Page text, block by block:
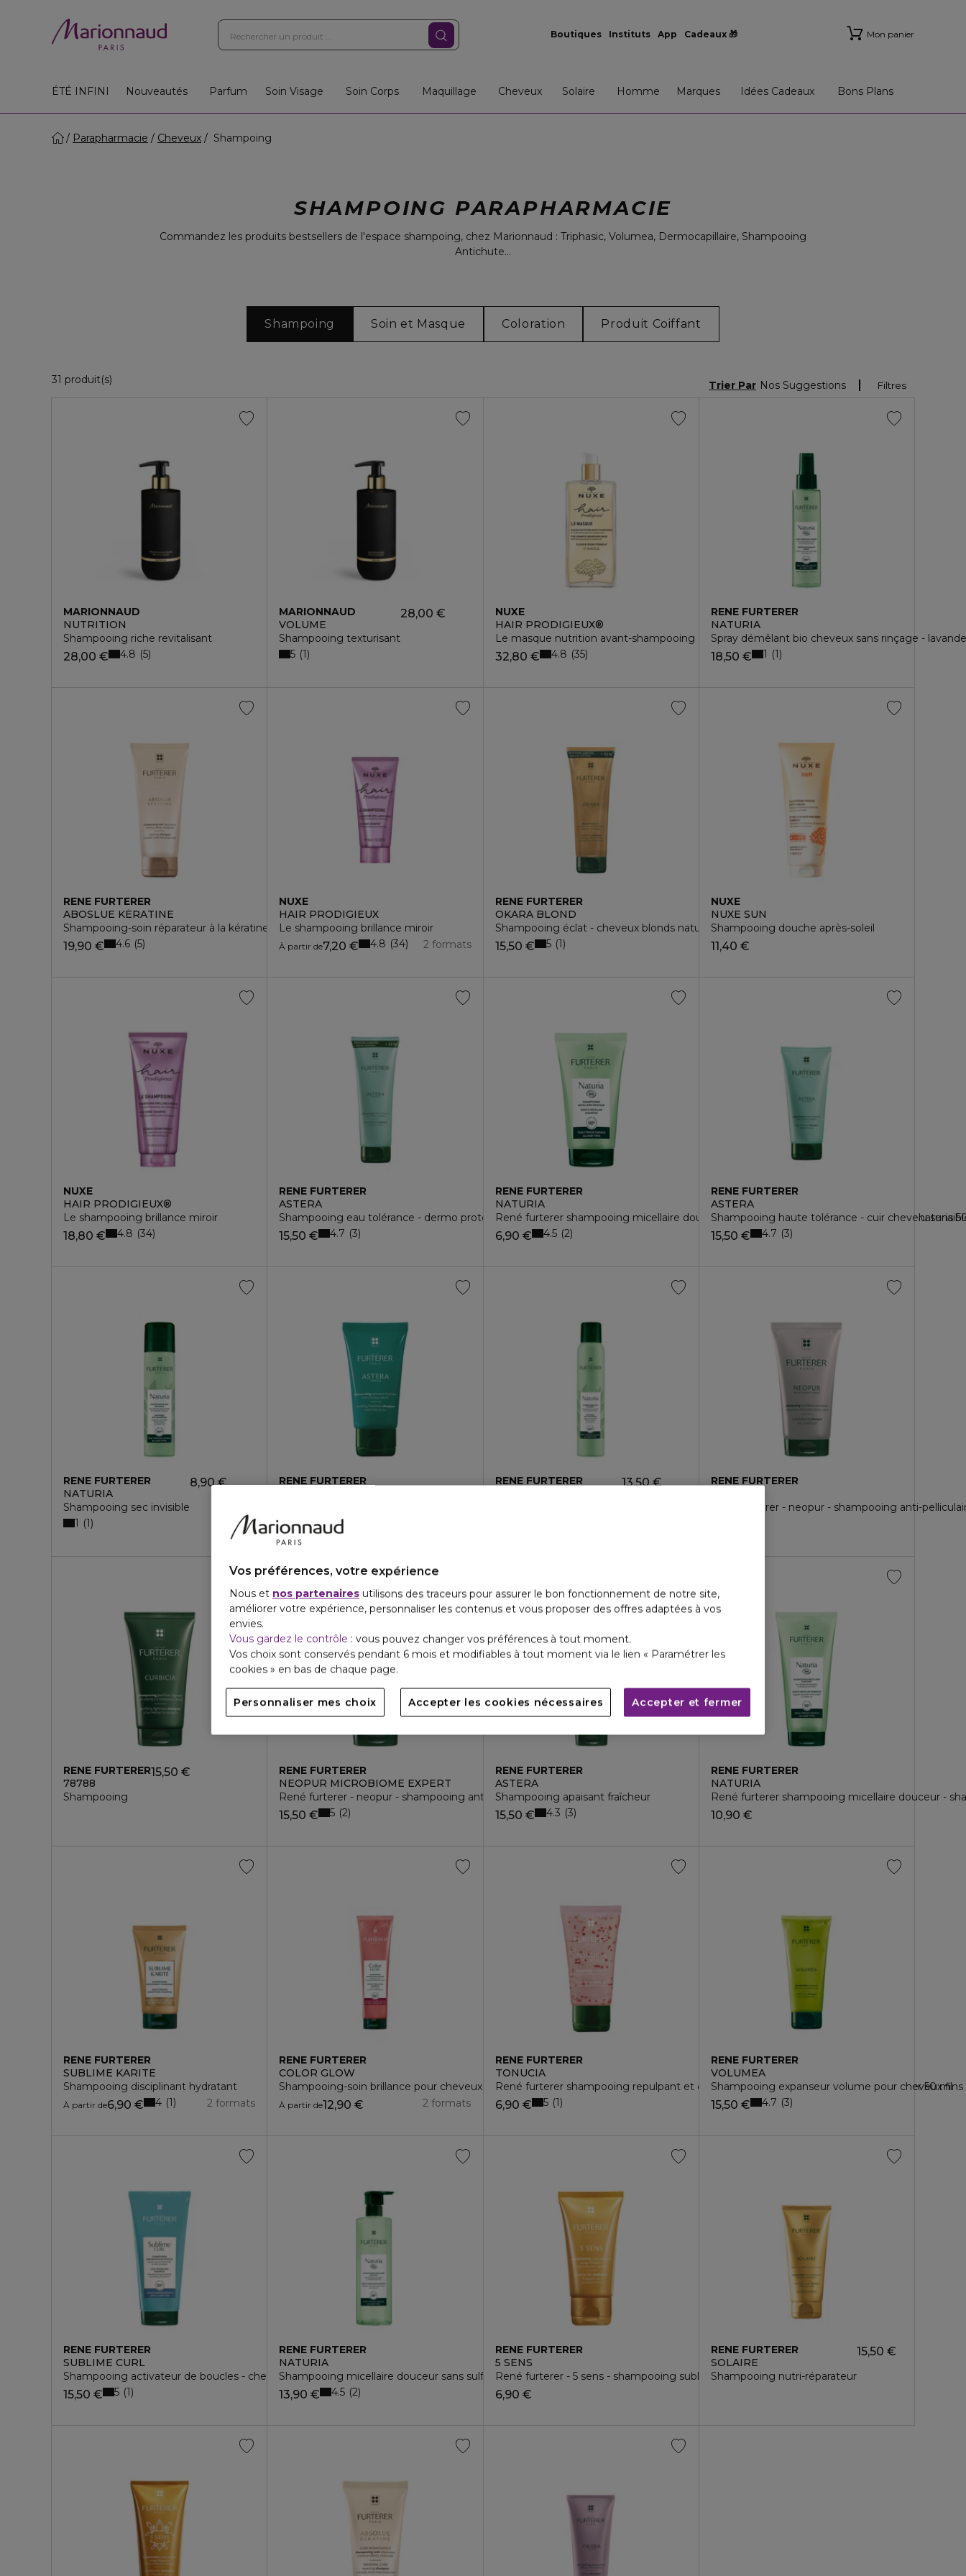
Boutiques Instituts App Cadeaux 🎁 Mon panier
ÉTÉ INFINI Nouveautés Parfum Soin Visage Soin Corps Maquillage Cheveux Solaire Homme Marques Idées Cadeaux Bons Plans
Parapharmacie Cheveux Shampoing
SHAMPOING PARAPHARMACIE
Commandez les produits bestsellers de l'espace shampoing, chez Marionnaud : Triphasic, Volumea, Dermocapillaire, Shampooing
Antichute...
Shampoing Soin et Masque Coloration Produit Coiffant
31 produit(s) Filtres
Trier Par Nos Suggestions
MARIONNAUD
NUTRITION
Shampooing riche revitalisant
28,00 € 4.8 5
MARIONNAUD
VOLUME
Shampooing texturisant
28,00 €
5 1
NUXE
HAIR PRODIGIEUX®
Le masque nutrition avant-shampooing
32,80 € 4.8 35
RENE FURTERER
NATURIA
Spray démêlant bio cheveux sans rinçage -
18,50 € 1 1
RENE FURTERER
ABOSLUE KÉRATINE
Shampooing-soin réparateur à la kératine végétale sans sulfates
19,90 € 4.6 5
NUXE
HAIR PRODIGIEUX
Le shampooing brillance miroir
À partir de7,20 € 2 formats
4.8 34
RENE FURTERER
OKARA BLOND
Shampooing éclat - cheveux blonds naturels
15,50 € 5 1
NUXE
NUXE SUN
Shampooing douche après-soleil
11,40 €
NUXE
HAIR PRODIGIEUX®
Le shampooing brillance miroir
18,80 € 4.8 34
RENE FURTERER
ASTERA
Shampooing eau tolérance - dermo protection
15,50 € 4.7 3
RENE FURTERER
NATURIA
René furterer shampooing micellaire douceur - shampoing ultra doux sans sulfates - naturia
6,90 € 4.5 2
RENE FURTERER
ASTERA
Shampooing haute tolérance - cuir chevelu
15,50 € 4.7 3
RENE FURTERER
NATURIA
Shampooing sec invisible
8,90 €
1 1
RENE FURTERER
6,90 € 4.3
RENE FURTERER
13,50 €
RENE FURTERER
René furterer - neopur - shampooing anti-
RENE FURTERER
78788
Shampooing
15,50 €
RENE FURTERER
NEOPUR MICROBIOME EXPERT
René furterer - neopur - shampooing anti-pelliculaire - cuir chevelu sec 150 ml
15,50 € 5 2
RENE FURTERER
ASTERA
Shampooing apaisant fraîcheur
15,50 € 4.3 3
RENE FURTERER
NATURIA
René furterer shampooing micellaire douceur -
10,90 €
RENE FURTERER
SUBLIME KARITÉ
Shampooing disciplinant hydratant
À partir de6,90 € 2 formats
4 1
RENE FURTERER
COLOR GLOW
Shampooing-soin brillance pour cheveux colorés
À partir de12,90 € 2 formats
RENE FURTERER
TONUCIA
René furterer shampooing repulpant et densifiant pro-jeunesse - tonucia natural filler 50 ml
6,90 € 5 1
RENE FURTERER
VOLUMEA
Shampooing expanseur volume pour cheveux
15,50 € 4.7 3
RENE FURTERER
SUBLIME CURL
Shampooing activateur de boucles - cheveux bouclés
15,50 € 5 1
RENE FURTERER
NATURIA
Shampooing micellaire douceur sans sulfates
13,90 € 4.5 2
RENE FURTERER
5 SENS
René furterer - 5 sens - shampooing sublimateur sans silicone 50 ml
6,90 €
RENE FURTERER
SOLAIRE
Shampooing nutri-réparateur
15,50 €
Vos préférences, votre expérience
Nous et nos partenaires utilisons des traceurs pour assurer le bon fonctionnement de notre site,
améliorer votre expérience, personnaliser les contenus et vous proposer des offres adaptées à vos
envies.
Vous gardez le contrôle : vous pouvez changer vos préférences à tout moment.
Vos choix sont conservés pendant 6 mois et modifiables à tout moment via le lien « Paramétrer les
cookies » en bas de chaque page.
Personnaliser mes choix Accepter les cookies nécessaires Accepter et fermer